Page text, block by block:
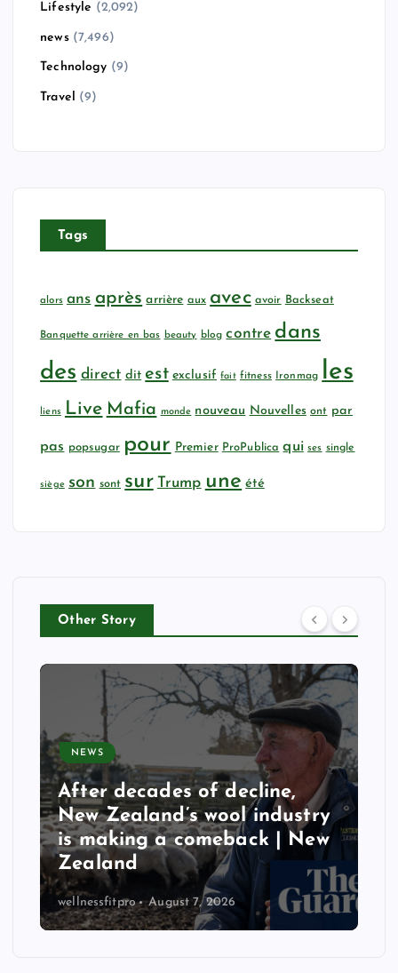
Lifestyle (2,092)
news(7,496)
Technology (9)
Travel (9)
Tags
alors ans après arrière aux avec avoir Backseat
Banquette arrière en bas beauty blog contre dans
des direct dit est exclusif fait fitness Ironmag les
liens Live Mafia monde nouveau Nouvelles ont par
pas popsugar pour Premier ProPublica qui ses single
siège son sont sur Trump une été
Other Story
NEWS
After decades of decline,
New Zealand’s wool industry
is making a comeback | New
Zealand
wellnessfitpro August 7, 2026